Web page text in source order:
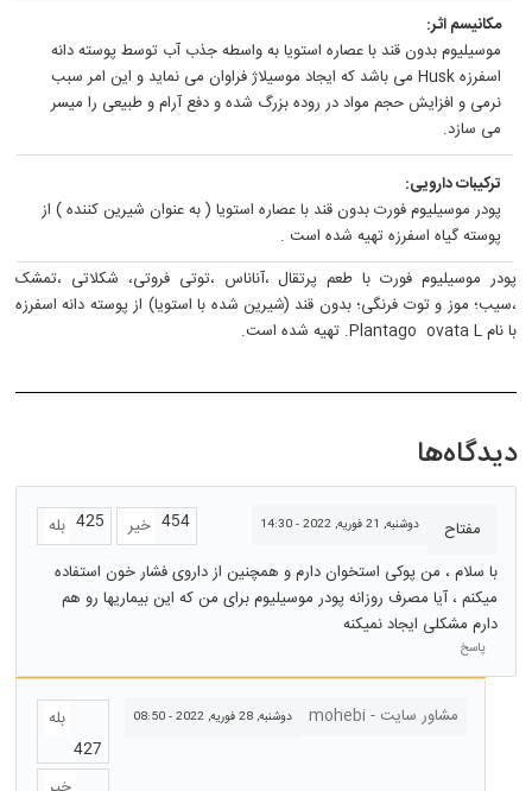
مکانیسم اثر:
موسیلیوم بدون قند با عصاره استویا به واسطه جذب آب توسط پوسته دانه
اسفرزه Husk می باشد که ایجاد موسیلاژ فراوان می نماید و این امر سبب
نرمی و افزایش حجم مواد در روده بزرگ شده و دفع آرام و طبیعی را میسر
می سازد.
ترکیبات دارویی:
پودر موسیلیوم فورت بدون قند با عصاره استویا ( به عنوان شیرین کننده ) از
پوسته گیاه اسفرزه تهیه شده است .
پودر موسیلیوم فورت با طعم پرتقال ،آناناس ،توتی فروتی، شکلاتی ،تمشک
،سیب؛ موز و توت فرنگی؛ بدون قند (شیرین شده با استویا) از پوسته دانه اسفرزه
با نام Plantago ovata L. تهیه شده است.
دیدگاه‌ها
مفتاح دوشنبه, 21 فوریه, 2022 - 14:30 بله 425 خیر 454
با سلام ، من پوکی استخوان دارم و همچنین از داروی فشار خون استفاده
میکنم ، آیا مصرف روزانه پودر موسیلیوم برای من که این بیماریها رو هم
دارم مشکلی ایجاد نمیکنه
پاسخ
مشاور سایت - mohebi دوشنبه, 28 فوریه, 2022 - 08:50
بله
427